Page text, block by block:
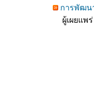
การพัฒน
ผู้เผยแพร่